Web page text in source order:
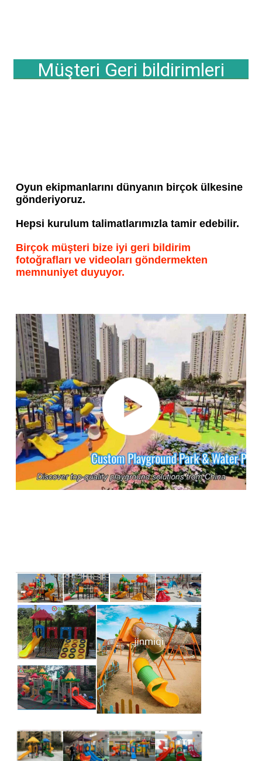
Müşteri Geri bildirimleri
Oyun ekipmanlarını dünyanın birçok ülkesine
gönderiyoruz.
Hepsi kurulum talimatlarımızla tamir edebilir.
Birçok müşteri bize iyi geri bildirim
fotoğrafları ve videoları göndermekten
memnuniyet duyuyor.